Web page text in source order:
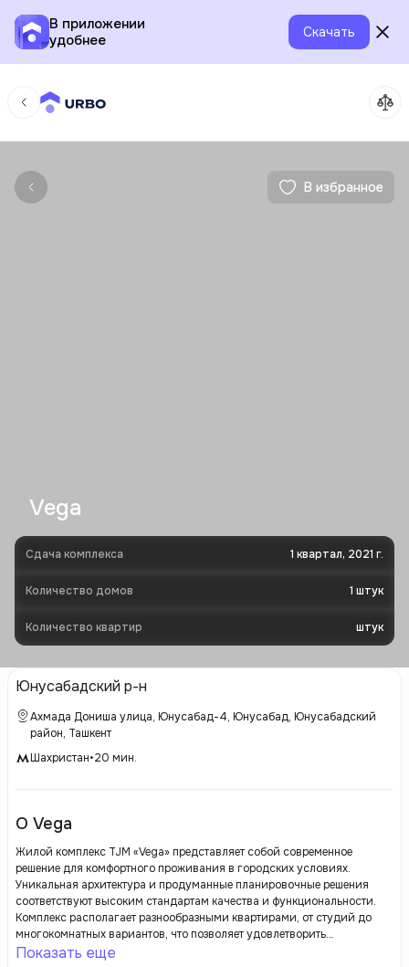
В приложении
удобнее
Скачать
В избранное
Vega
Сдача комплекса 1 квартал, 2021 г.
Количество домов 1 штук
Количество квартир штук
Юнусабадский р-н
Ахмада Дониша улица, Юнусабад-4, Юнусабад, Юнусабадский
район, Ташкент
Шахристан•20 мин.
О Vega
Жилой комплекс TJM «Vega» представляет собой современное
решение для комфортного проживания в городских условиях.
Уникальная архитектура и продуманные планировочные решения
соответствуют высоким стандартам качества и функциональности.
Комплекс располагает разнообразными квартирами, от студий до
многокомнатных вариантов, что позволяет удовлетворить
потребности как одиночек, так и семей.
Показать еще